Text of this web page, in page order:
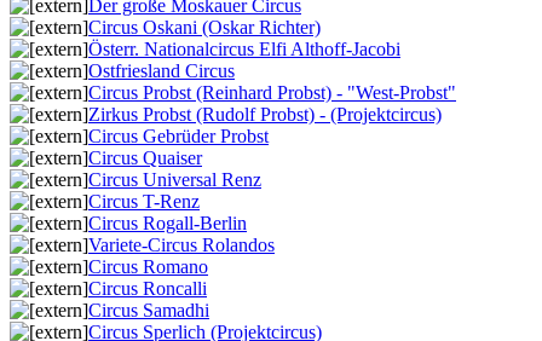
Der große Moskauer Circus
Circus Oskani (Oskar Richter)
Österr. Nationalcircus Elfi Althoff-Jacobi
Ostfriesland Circus
Circus Probst (Reinhard Probst) - "West-Probst"
Zirkus Probst (Rudolf Probst) - (Projektcircus)
Circus Gebrüder Probst
Circus Quaiser
Circus Universal Renz
Circus T-Renz
Circus Rogall-Berlin
Variete-Circus Rolandos
Circus Romano
Circus Roncalli
Circus Samadhi
Circus Sperlich (Projektcircus)